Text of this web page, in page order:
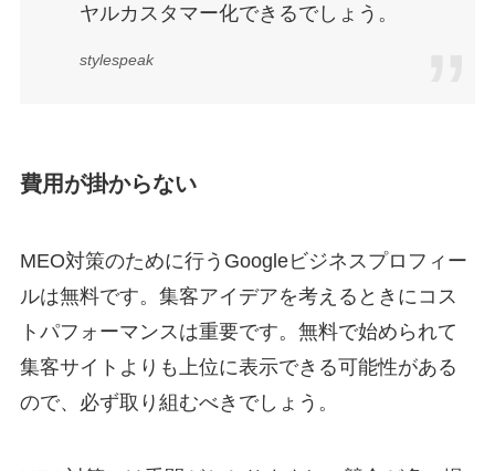
ヤルカスタマー化できるでしょう。
stylespeak
費用が掛からない
MEO対策のために行うGoogleビジネスプロフィー
ルは無料です。集客アイデアを考えるときにコス
トパフォーマンスは重要です。無料で始められて
集客サイトよりも上位に表示できる可能性がある
ので、必ず取り組むべきでしょう。